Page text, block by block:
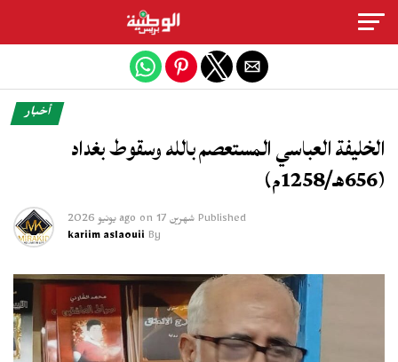
أخبار
الخليفة العباسي المستعصم بالله وسقوط بغداد
(656هـ/1258م)
Published شهرين ago on 17 يونيو 2026
By
kariim aslaouii
Exit mobile version